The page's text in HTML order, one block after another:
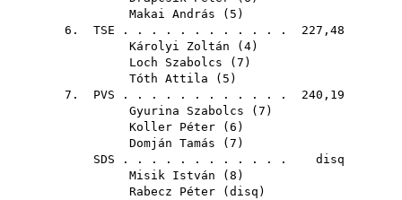
Makai András ( 5 )
6. TSE . . . . . . . . . . . . 227,48
Károlyi Zoltán ( 4)
Loch Szabolcs ( 7 )
Tóth Attila ( 5 )
7. PVS . . . . . . . . . . . . 240,19
Gyurina Szabolcs ( 7 )
Koller Péter ( 6 )
Domján Tamás ( 7 )
SDS . . . . . . . . . . . . disq
Misik István ( 8 )
Rabecz Péter ( disq )